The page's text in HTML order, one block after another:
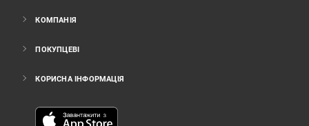
КОМПАНІЯ
ПОКУПЦЕВІ
КОРИСНА ІНФОРМАЦІЯ